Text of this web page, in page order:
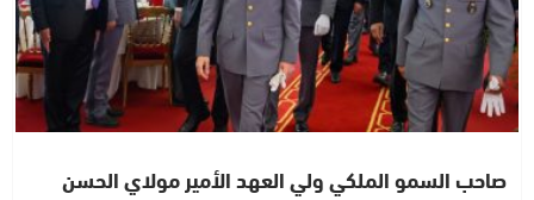
صاحب السمو الملكي ولي العهد الأمير مولاي الحسن